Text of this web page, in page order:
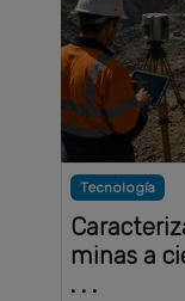
Tecnología
minas a
. . .